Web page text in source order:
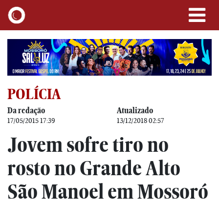
POLÍCIA
Da redação
17/05/2015 17:39
Atualizado
13/12/2018 02:57
Jovem sofre tiro no
rosto no Grande Alto
São Manoel em Mossoró